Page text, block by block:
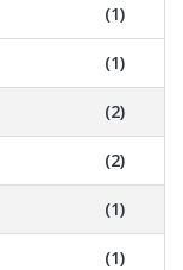
(1)
(1)
(2)
(2)
(1)
(1)